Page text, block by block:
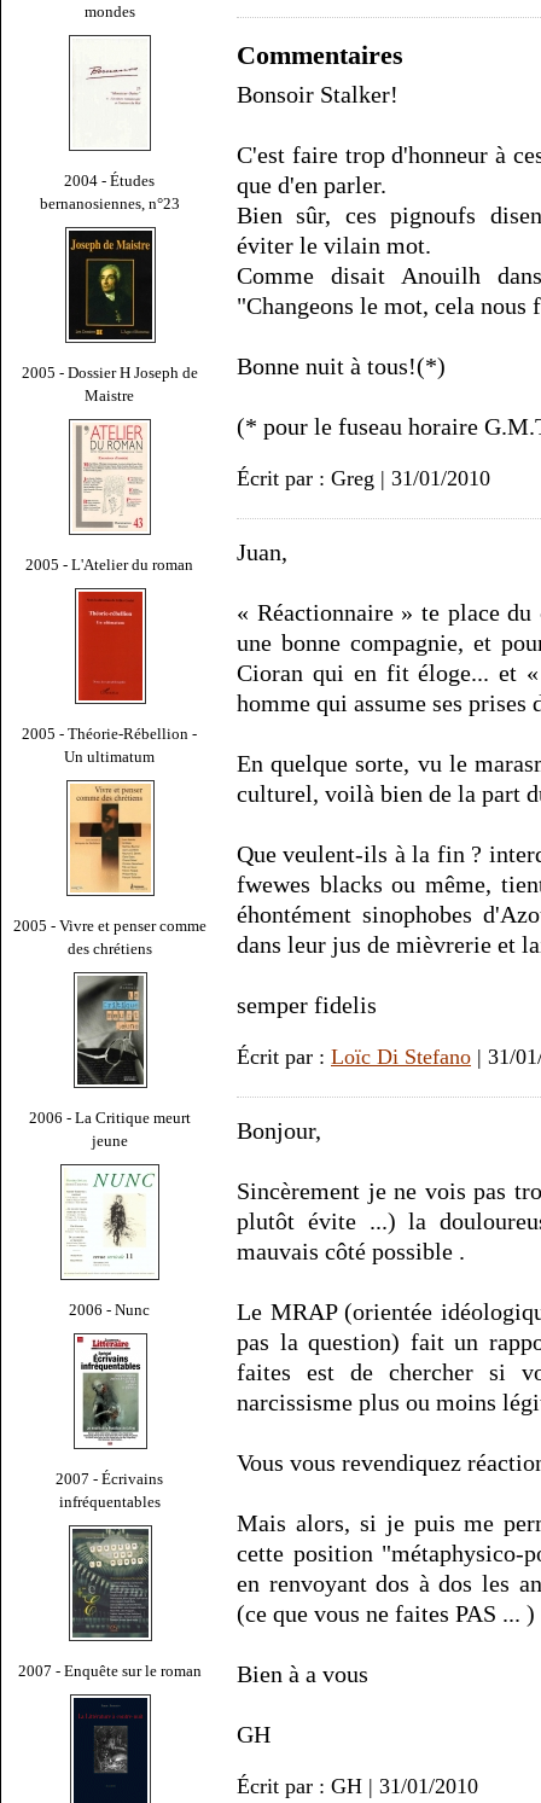
mondes
2004 - Études
bernanosiennes, n°23
2005 - Dossier H Joseph de
Maistre
2005 - L'Atelier du roman
2005 - Théorie-Rébellion -
Un ultimatum
2005 - Vivre et penser comme
des chrétiens
2006 - La Critique meurt
jeune
2006 - Nunc
2007 - Écrivains
infréquentables
2007 - Enquête sur le roman
Commentaires
Bonsoir Stalker!
C'est faire trop d'honneur à
que d'en parler.
Bien sûr, ces pignoufs
éviter le vilain mot.
Comme disait Anouilh
"Changeons le mot, cela nous
Bonne nuit à tous!(*)
(* pour le fuseau horaire
Écrit par : Greg | 31/01/2010
Juan,
« Réactionnaire » te place
une bonne compagnie, et
Cioran qui en fit éloge... et
homme qui assume ses
En quelque sorte, vu le
culturel, voilà bien de la part
Que veulent-ils à la fin ?
fwewes blacks ou même,
éhontément sinophobes
dans leur jus de mièvrerie et
semper fidelis
Écrit par : Loïc Di Stefano | 31/
Bonjour,
Sincèrement je ne vois pas
plutôt évite ...) la
mauvais côté possible .
Le MRAP (orientée
pas la question) fait un
faites est de chercher si
narcissisme plus ou moins
Vous vous revendiquez
Mais alors, si je puis me
cette position "métaphysico-
en renvoyant dos à dos les
(ce que vous ne faites PAS ...
Bien à a vous
GH
Écrit par : GH | 31/01/2010